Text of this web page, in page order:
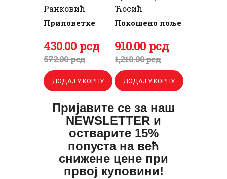
Ранковић
Приповетке
572.00рсд
Оригинална
цена
је
била:
572.
430.00 рсд
Тренутна
цена
је:
430.
ДОДАЈ У КОРПУ
Ћосић
Покошено поље
1,210.00рсд
Оригинална
цена
је
била:
1,210.
0
0
рсд.
910.00 рсд
Тренутна
цена
је:
910.
0
0
рсд.
ДОДАЈ У КОРПУ
Пријавите се за наш
NEWSLETTER и
остварите 15%
попуста на већ
снижене цене при
првој куповини!